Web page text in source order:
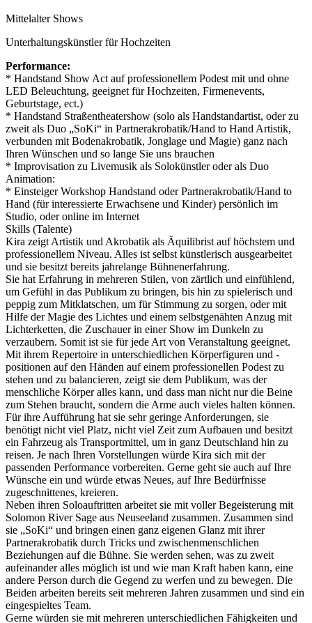
Mittelalter Shows
Unterhaltungskünstler für Hochzeiten
Performance:
* Handstand Show Act auf professionellem Podest mit und ohne
LED Beleuchtung, geeignet für Hochzeiten, Firmenevents,
Geburtstage, ect.)
* Handstand Straßentheatershow (solo als Handstandartist, oder zu
zweit als Duo „SoKi“ in Partnerakrobatik/Hand to Hand Artistik,
verbunden mit Bodenakrobatik, Jonglage und Magie) ganz nach
Ihren Wünschen und so lange Sie uns brauchen
* Improvisation zu Livemusik als Solokünstler oder als Duo
Animation:
* Einsteiger Workshop Handstand oder Partnerakrobatik/Hand to
Hand (für interessierte Erwachsene und Kinder) persönlich im
Studio, oder online im Internet
Skills (Talente)
Kira zeigt Artistik und Akrobatik als Äquilibrist auf höchstem und
professionellem Niveau. Alles ist selbst künstlerisch ausgearbeitet
und sie besitzt bereits jahrelange Bühnenerfahrung.
Sie hat Erfahrung in mehreren Stilen, von zärtlich und einfühlend,
um Gefühl in das Publikum zu bringen, bis hin zu spielerisch und
peppig zum Mitklatschen, um für Stimmung zu sorgen, oder mit
Hilfe der Magie des Lichtes und einem selbstgenähten Anzug mit
Lichterketten, die Zuschauer in einer Show im Dunkeln zu
verzaubern. Somit ist sie für jede Art von Veranstaltung geeignet.
Mit ihrem Repertoire in unterschiedlichen Körperfiguren und -
positionen auf den Händen auf einem professionellen Podest zu
stehen und zu balancieren, zeigt sie dem Publikum, was der
menschliche Körper alles kann, und dass man nicht nur die Beine
zum Stehen braucht, sondern die Arme auch vieles halten können.
Für ihre Aufführung hat sie sehr geringe Anforderungen, sie
benötigt nicht viel Platz, nicht viel Zeit zum Aufbauen und besitzt
ein Fahrzeug als Transportmittel, um in ganz Deutschland hin zu
reisen. Je nach Ihren Vorstellungen würde Kira sich mit der
passenden Performance vorbereiten. Gerne geht sie auch auf Ihre
Wünsche ein und würde etwas Neues, auf Ihre Bedürfnisse
zugeschnittenes, kreieren.
Neben ihren Soloauftritten arbeitet sie mit voller Begeisterung mit
Solomon River Sage aus Neuseeland zusammen. Zusammen sind
sie „SoKi“ und bringen einen ganz eigenen Glanz mit ihrer
Partnerakrobatik durch Tricks und zwischenmenschlichen
Beziehungen auf die Bühne. Sie werden sehen, was zu zweit
aufeinander alles möglich ist und wie man Kraft haben kann, eine
andere Person durch die Gegend zu werfen und zu bewegen. Die
Beiden arbeiten bereits seit mehreren Jahren zusammen und sind ein
eingespieltes Team.
Gerne würden sie mit mehreren unterschiedlichen Fähigkeiten und